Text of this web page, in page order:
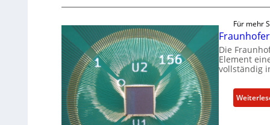
Für mehr
Die
Element
vollständig